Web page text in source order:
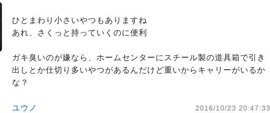
ひとまわり小さいやつもありますね
あれ、さくっと持っていくのに便利
ガキ臭いのが嫌なら、ホームセンターにスチール製の道具箱で引き
出しとか仕切り多いやつがあるんだけど重いからキャリーがいるか
な？
ユウノ 2016/10/23 20:47:33